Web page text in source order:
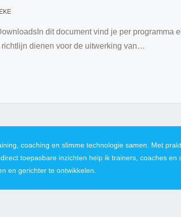
dit document vind je per
dienen voor de uitwerking van…
coaching en slimme technologie samen. Met
toepasbare inzichten help ik trainers, coaches en
en gerichter te ontwikkelen.